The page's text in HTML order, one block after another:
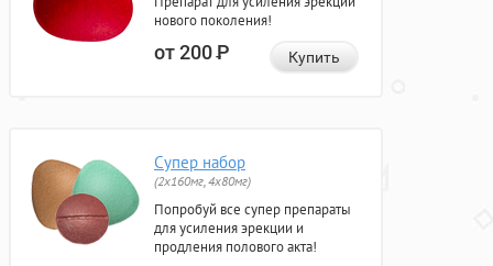
нового поколения!
от 200Р Купить
Супер набор
(2х160мг, 4х80мг)
Попробуй все супер препараты
для усиления эрекции и
продления полового акта!